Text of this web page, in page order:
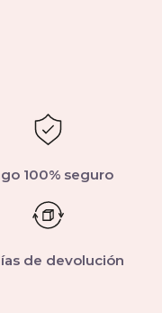
100% seguro
de devolución